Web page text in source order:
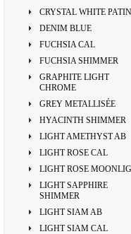
CRYSTAL WHITE
DENIM BLUE
FUCHSIA CAL
FUCHSIA SHIMMER
GRAPHITE LIGHT
CHROME
GREY METALLISÉE
HYACINTH SHIMMER
LIGHT AMETHYST AB
LIGHT ROSE CAL
LIGHT ROSE
LIGHT SAPPHIRE
SHIMMER
LIGHT SIAM AB
LIGHT SIAM CAL